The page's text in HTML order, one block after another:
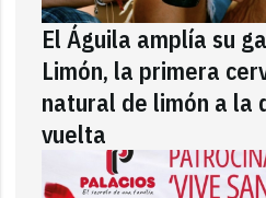
El Águila amplía su
Limón, la primera
natural de limón a la
vuelta